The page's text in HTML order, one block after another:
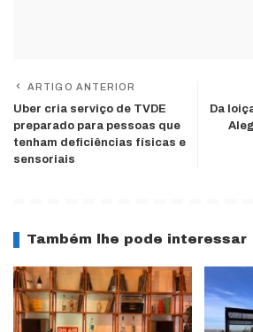
ARTIGO ANTERIOR
Uber cria serviço de TVDE
preparado para pessoas que
tenham deficiências físicas e
sensoriais
Da
Também lhe pode interessar